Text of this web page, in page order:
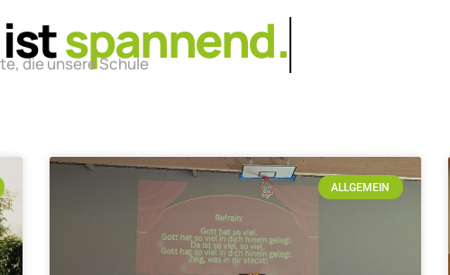
lebendig.
die unsere Schule
ALLGEMEIN